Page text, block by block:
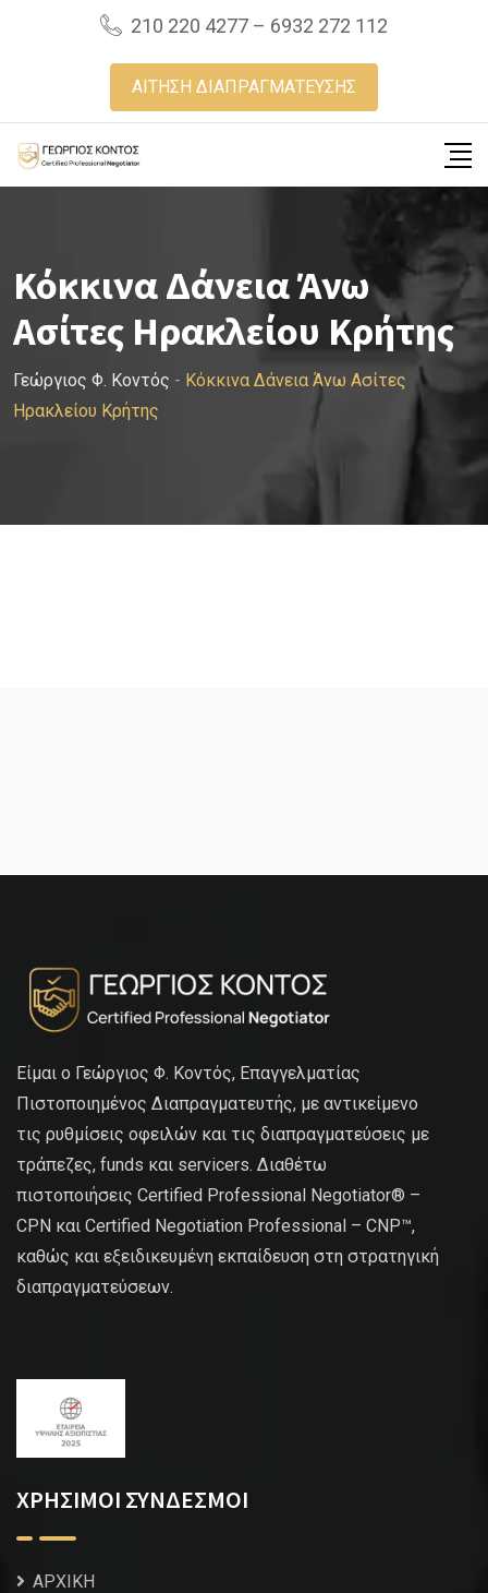
210 220 4277 – 6932 272 112
ΑΙΤΗΣΗ ΔΙΑΠΡΑΓΜΑΤΕΥΣΗΣ
Κόκκινα Δάνεια Άνω
Ασίτες Ηρακλείου Κρήτης
Γεώργιος Φ. Κοντός - Κόκκινα Δάνεια Άνω Ασίτες
Ηρακλείου Κρήτης
Είμαι ο Γεώργιος Φ. Κοντός, Επαγγελματίας
Πιστοποιημένος Διαπραγματευτής, με αντικείμενο
τις ρυθμίσεις οφειλών και τις διαπραγματεύσεις με
τράπεζες, funds και servicers. Διαθέτω
πιστοποιήσεις Certified Professional Negotiator® –
CPN και Certified Negotiation Professional – CNP™,
καθώς και εξειδικευμένη εκπαίδευση στη στρατηγική
διαπραγματεύσεων.
ΧΡΗΣΙΜΟΙ ΣΥΝΔΕΣΜΟΙ
ΑΡΧΙΚΗ